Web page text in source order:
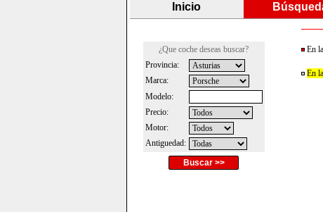
Inicio
¿Que coche deseas buscar?
Provincia:
Marca:
Modelo:
Precio:
Motor:
Antiguedad:
Buscar >>
En
En